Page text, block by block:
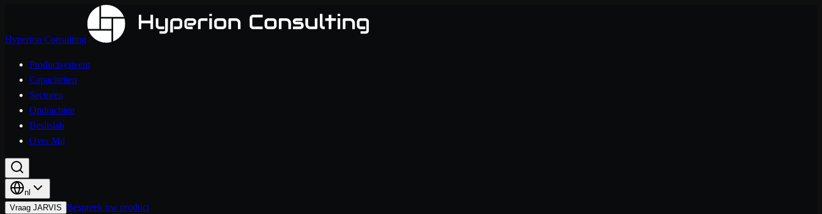
Hyperion Consulting
Productsysteem
Capaciteiten
Sectoren
Opdrachten
Beslislab
Over Mij
nl
Vraag JARVIS Bespreek uw product